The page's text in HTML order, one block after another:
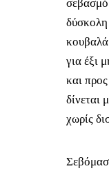
για έξι
και
δίνεται
χωρίς